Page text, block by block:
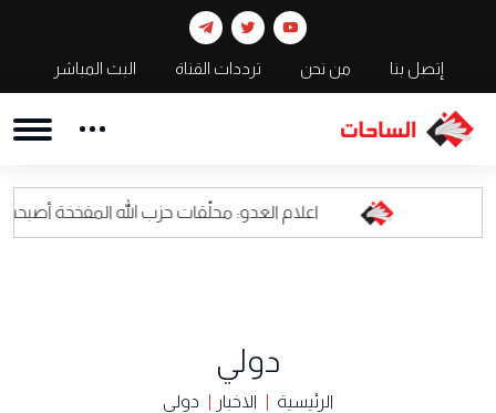
إتصل بنا من نحن ترددات القناة البث المباشر
اعلام العدو: محلّقات حزب الله المفخخة أصبحت كابوسا
دولي
الرئيسية الاخبار دولي